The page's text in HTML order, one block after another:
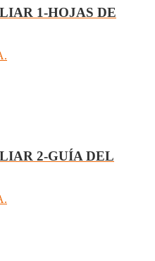
1-HOJAS DE
2-GUÍA DEL